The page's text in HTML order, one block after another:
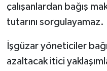
çalışanlardan bağış
tutarını sorgulayamaz.
İşgüzar yöneticiler
azaltacak itici